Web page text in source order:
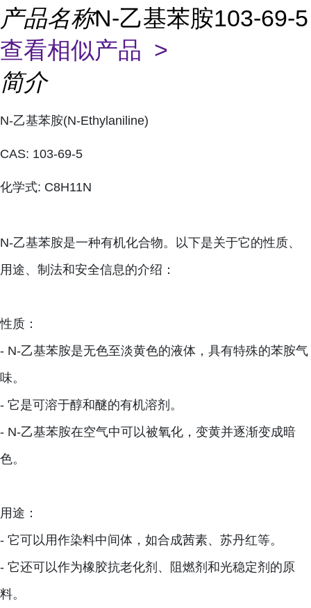
产品名称N-乙基苯胺103-69-5
查看相似产品 >
简介
N-乙基苯胺(N-Ethylaniline)
CAS: 103-69-5
化学式: C8H11N
N-乙基苯胺是一种有机化合物。以下是关于它的性质、
用途、制法和安全信息的介绍：
性质：
- N-乙基苯胺是无色至淡黄色的液体，具有特殊的苯胺气
味。
- 它是可溶于醇和醚的有机溶剂。
- N-乙基苯胺在空气中可以被氧化，变黄并逐渐变成暗
色。
用途：
- 它可以用作染料中间体，如合成茜素、苏丹红等。
- 它还可以作为橡胶抗老化剂、阻燃剂和光稳定剂的原
料。